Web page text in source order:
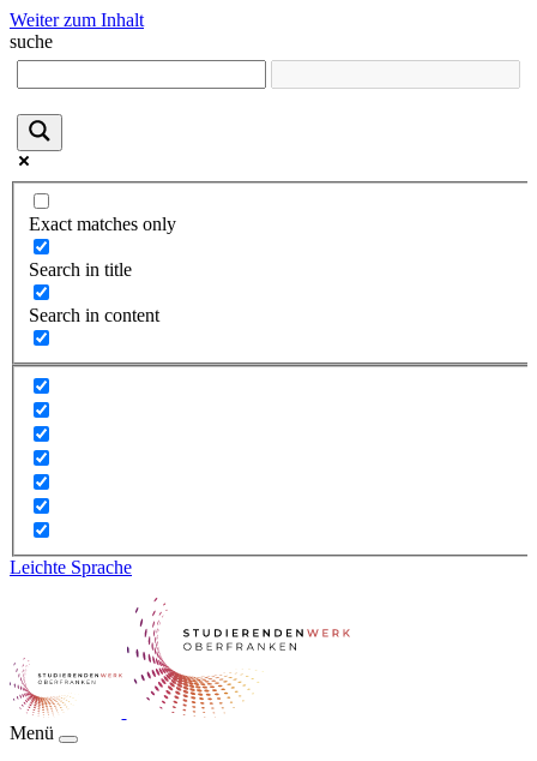
Weiter zum Inhalt
suche
Exact matches only
Search in title
Search in content
Leichte Sprache
Menü